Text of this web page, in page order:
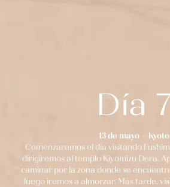
Día 7
13 de mayo – Kyoto
Comenzaremos el día visitando
dirigiremos al templo Kiyomizu Dera.
caminar por la zona donde se
luego iremos a almorzar. Más tarde,